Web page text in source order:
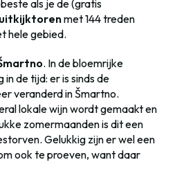
als je de (gratis
met 144 treden
hele gebied.
. In de bloemrijke
de tijd: er is sinds de
veranderd in Šmartno.
lokale wijn wordt gemaakt en
zomermaanden is dit een
Gelukkig zijn er wel een
ook te proeven, want daar